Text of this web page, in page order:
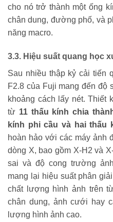
cho nó trở thành một ống
chân dung, đường phố, và
năng macro.
3.3. Hiệu suất quang học
Sau nhiều thập kỷ cải tiến
F2.8 của Fuji mang đến độ
khoảng cách lấy nét. Thiết
từ 11 thấu kính chia
kính phi cầu và hai thấu
hoàn hảo với các máy ảnh
dòng X, bao gồm X-H2 và
sai và độ cong trường
mang lại hiệu suất phân
chất lượng hình ảnh trên
chân dung, ảnh cưới hay
lượng hình ảnh cao.